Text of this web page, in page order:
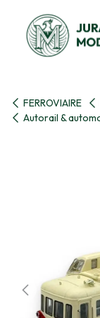
FERROVIAIRE
Autorail &